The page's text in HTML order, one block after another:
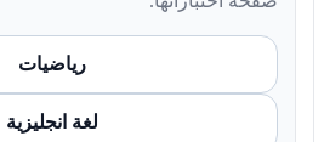
رياضيات
لغة انجليزية